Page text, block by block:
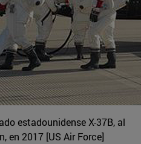
estadounidense X-37B, al
en 2017 [US Air Force]